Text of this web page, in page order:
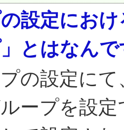
設定にお
とはなん
の設定に
ループを設